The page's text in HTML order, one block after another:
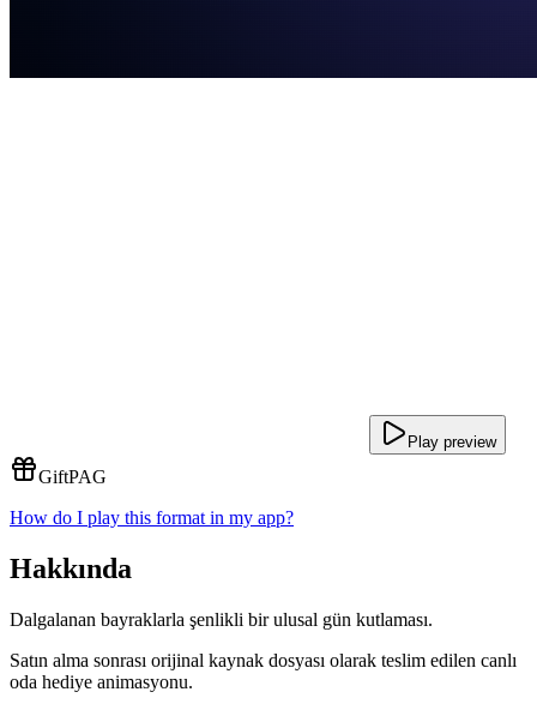
Play preview
GiftPAG
How do I play this format in my app?
Hakkında
Dalgalanan bayraklarla şenlikli bir ulusal gün kutlaması.
Satın alma sonrası orijinal kaynak dosyası olarak teslim edilen canlı
oda hediye animasyonu.